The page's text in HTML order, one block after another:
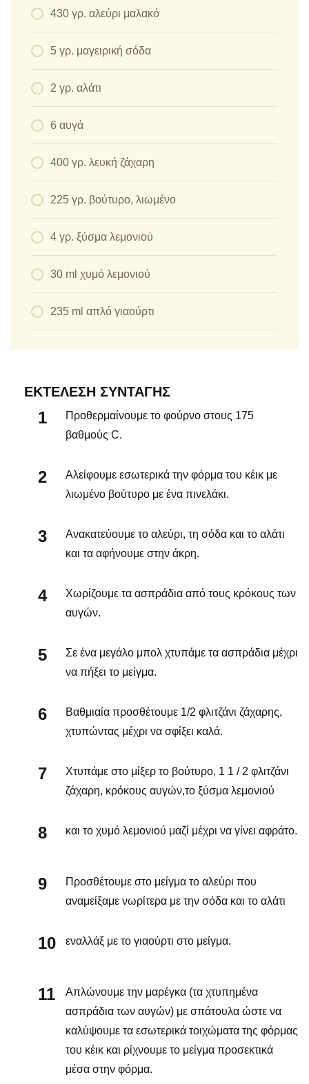
430 γρ. αλεύρι μαλακό
5 γρ. μαγειρική σόδα
2 γρ. αλάτι
6 αυγά
400 γρ. λευκή ζάχαρη
225 γρ. βούτυρο, λιωμένο
4 γρ. ξύσμα λεμονιού
30 ml χυμό λεμονιού
235 ml απλό γιαούρτι
ΕΚΤΈΛΕΣΗ ΣΥΝΤΑΓΉΣ
Προθερμαίνουμε το φούρνο στους 175
βαθμούς C.
Αλείφουμε εσωτερικά την φόρμα του κέικ με
λιωμένο βούτυρο με ένα πινελάκι.
Ανακατεύουμε το αλεύρι, τη σόδα και το αλάτι
και τα αφήνουμε στην άκρη.
Χωρίζουμε τα ασπράδια από τους κρόκους των
αυγών.
Σε ένα μεγάλο μπολ χτυπάμε τα ασπράδια μέχρι
να πήξει το μείγμα.
Βαθμιαία προσθέτουμε 1/2 φλιτζάνι ζάχαρης,
χτυπώντας μέχρι να σφίξει καλά.
Χτυπάμε στο μίξερ το βούτυρο, 1 1 / 2 φλιτζάνι
ζάχαρη, κρόκους αυγών,το ξύσμα λεμονιού
και το χυμό λεμονιού μαζί μέχρι να γίνει αφράτο.
Προσθέτουμε στο μείγμα το αλεύρι που
αναμείξαμε νωρίτερα με την σόδα και το αλάτι
εναλλάξ με το γιαούρτι στο μείγμα.
Απλώνουμε την μαρέγκα (τα χτυπημένα
ασπράδια των αυγών) με σπάτουλα ώστε να
καλύψουμε τα εσωτερικά τοιχώματα της φόρμας
του κέικ και ρίχνουμε το μείγμα προσεκτικά
μέσα στην φόρμα.